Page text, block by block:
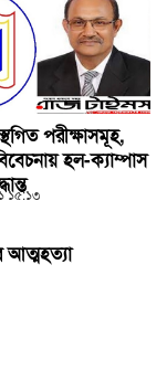
পরীক্ষাসমূহ,
হল-ক্যাম্পাস
১৫:১৩
আত্মহত্যা